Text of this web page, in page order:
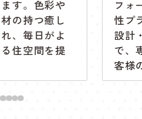
す。色彩や
の持つ癒し
、毎日がよ
住空間を提
フォ
性プ
設計
で、
客様